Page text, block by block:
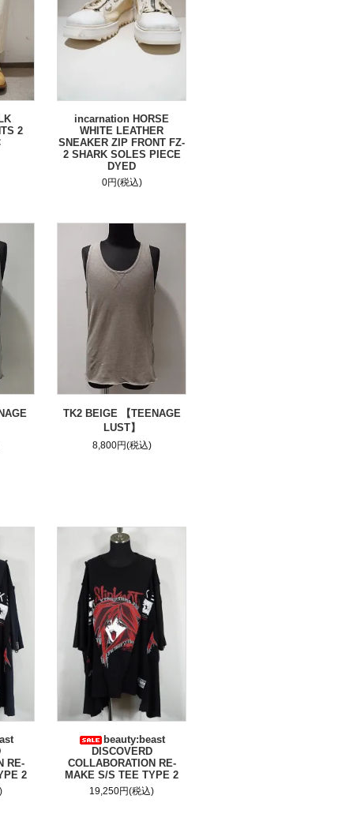
2
incarnation HORSE
WHITE LEATHER
SNEAKER ZIP FRONT FZ-
2 SHARK SOLES PIECE
DYED
0円(税込)
TK2 BEIGE 【TEENAGE
LUST】
8,800円(税込)
RE-
2
beauty:beast
DISCOVERD
COLLABORATION RE-
MAKE S/S TEE TYPE 2
19,250円(税込)